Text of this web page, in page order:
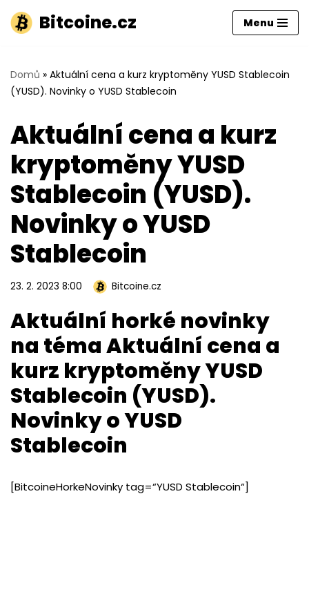
Přeskočit
obsah
Bitcoine.cz Menu
Domů » Aktuální cena a kurz kryptoměny YUSD Stablecoin
(YUSD). Novinky o YUSD Stablecoin
Aktuální cena a kurz
kryptoměny YUSD
Stablecoin (YUSD).
Novinky o YUSD
Stablecoin
23. 2. 2023 8:00 Bitcoine.cz
Aktuální horké novinky
na téma Aktuální cena a
kurz kryptoměny YUSD
Stablecoin (YUSD).
Novinky o YUSD
Stablecoin
[BitcoineHorkeNovinky tag=“YUSD Stablecoin“]